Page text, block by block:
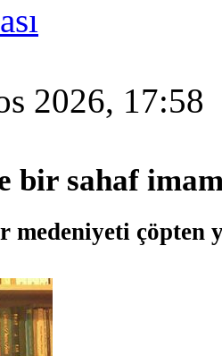
2026, 17:58
bir sahaf
çöpten